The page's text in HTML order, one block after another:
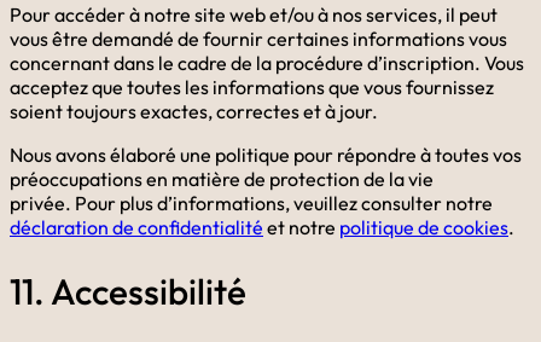
Pour accéder à notre site web et/ou à nos services, il peut
vous être demandé de fournir certaines informations vous
concernant dans le cadre de la procédure d’inscription. Vous
acceptez que toutes les informations que vous fournissez
soient toujours exactes, correctes et à jour.
Nous avons élaboré une politique pour répondre à toutes vos
préoccupations en matière de protection de la vie
privée. Pour plus d’informations, veuillez consulter notre
déclaration de confidentialité et notre politique de cookies.
11. Accessibilité